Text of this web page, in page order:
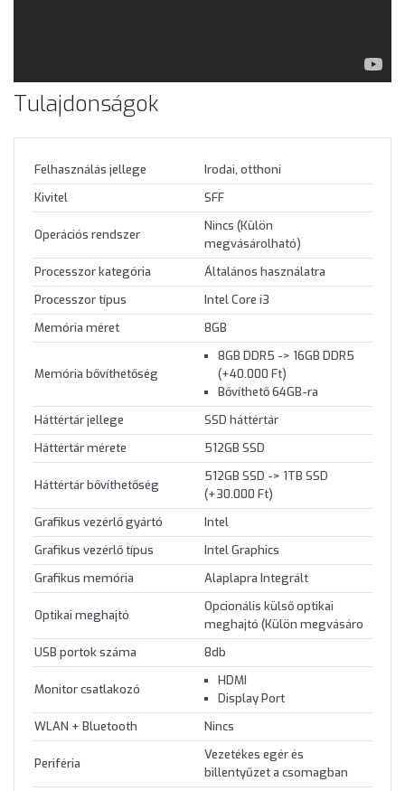
Tulajdonságok
Felhasználás jellege
Irodai, otthoni
Kivitel
SFF
Operációs rendszer
Nincs (Külön
megvásárolható)
Processzor kategória
Általános használatra
Processzor típus
Intel Core i3
Memória méret
8GB
Memória bővíthetőség
8GB DDR5 -> 16GB DDR5
(+40.000 Ft)
Bővíthető 64GB-ra
Háttértár jellege
SSD háttértár
Háttértár mérete
512GB SSD
Háttértár bővíthetőség
512GB SSD -> 1TB SSD
(+30.000 Ft)
Grafikus vezérlő gyártó
Intel
Grafikus vezérlő típus
Intel Graphics
Grafikus memória
Alaplapra Integrált
Optikai meghajtó
Opcionális külső optikai
meghajtó (Külön megvásáro
USB portok száma
8db
Monitor csatlakozó
HDMI
Display Port
WLAN + Bluetooth
Nincs
Periféria
Vezetékes egér és
billentyűzet a csomagban